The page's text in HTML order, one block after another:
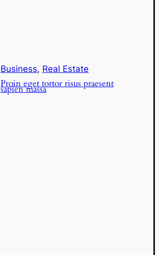
Business, Real Estate
Proin eget tortor risus praesent
sapien massa